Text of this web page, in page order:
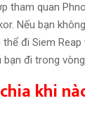
tham quan
Nếu bạn
thể đi Siem
đi trong
khi